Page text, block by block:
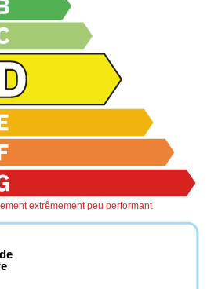
extrêmement peu performant